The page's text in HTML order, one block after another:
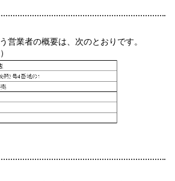
営業者の概要は、次のとおりです。